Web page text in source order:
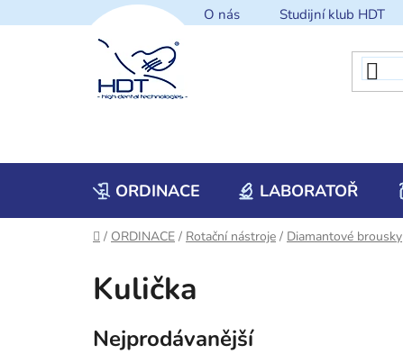
na
O nás Studijní klub HDT
ORDINACE LABORATOŘ
Domů
/ ORDINACE / Rotační nástroje / Diamantové brousky
Kulička
Nejprodávanější